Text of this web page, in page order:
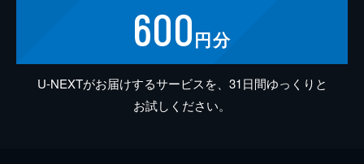
600円分
U-NEXTがお届けするサービスを、31日間ゆっくりと
お試しください。